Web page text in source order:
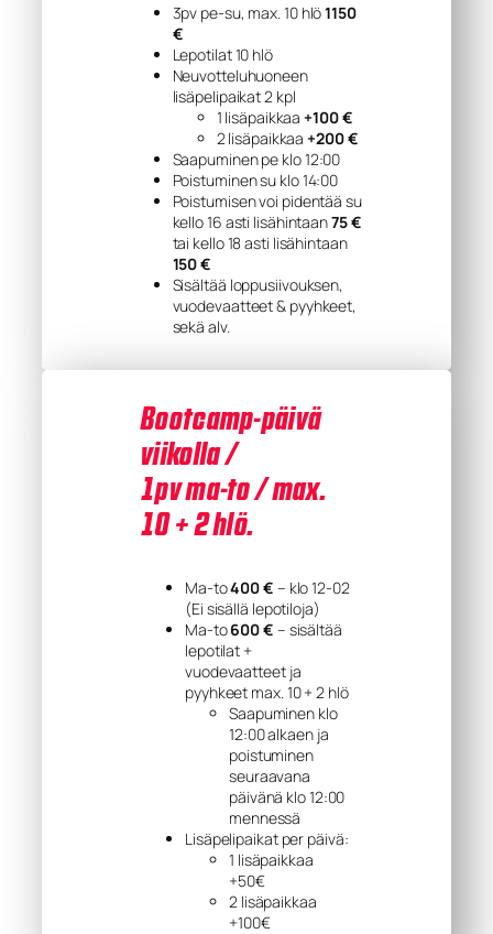
3pv pe-su, max. 10 hlö1150
€
Lepotilat 10 hlö
Neuvotteluhuoneen
lisäpelipaikat 2 kpl
1 lisäpaikkaa+100 €
2 lisäpaikkaa+200 €
Saapuminen pe klo 12:00
Poistuminen su klo 14:00
Poistumisen voi pidentää su
kello 16 asti lisähintaan75 €
tai kello 18 asti lisähintaan
150 €
Sisältää loppusiivouksen,
vuodevaatteet & pyyhkeet,
sekä alv.
Bootcamp-päivä
viikolla /
1pv ma-to / max.
10 + 2 hlö.
Ma-to400 € – klo 12-02
(Ei sisällä lepotiloja)
Ma-to600 € – sisältää
lepotilat +
vuodevaatteet ja
pyyhkeet max. 10 + 2 hlö
Saapuminen klo
12:00 alkaen ja
poistuminen
seuraavana
päivänä klo 12:00
mennessä
Lisäpelipaikat per päivä:
1 lisäpaikkaa
+50€
2 lisäpaikkaa
+100€